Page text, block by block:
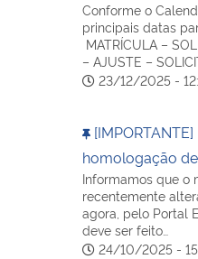
Conforme o
principais datas
MATRÍCULA –
– AJUSTE –
23/12/2025 -
homologação
Informamos que o
recentemente
agora, pelo Portal
deve ser feito…
24/10/2025 -